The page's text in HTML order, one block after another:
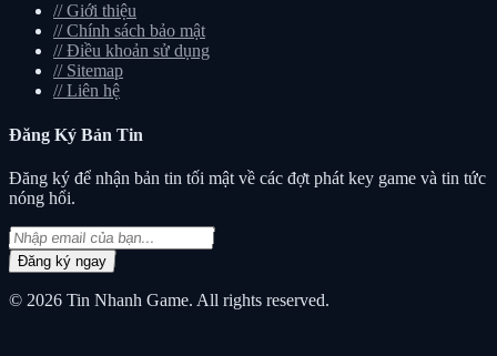
// Giới thiệu
// Chính sách bảo mật
// Điều khoản sử dụng
// Sitemap
// Liên hệ
Đăng Ký Bản Tin
Đăng ký để nhận bản tin tối mật về các đợt phát key game và tin tức
nóng hổi.
Đăng ký ngay
© 2026 Tin Nhanh Game. All rights reserved.